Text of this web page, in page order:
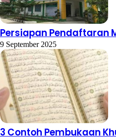
Persiapan Pendaftaran
9 September 2025
3 Contoh Pembukaan